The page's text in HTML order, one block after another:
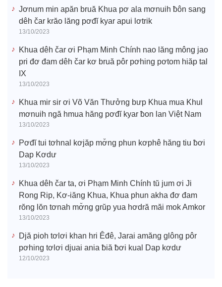
Jơnum min apăn bruă Khua pơ ala mơnuih ƀôn sang
dêh čar krăo lăng pơđĭ kyar apui lơtrik
13/10/2023
Khua dêh čar ơi Phạm Minh Chính nao lăng mông jao
pri đơ đam dêh čar kơ bruă pôr pơhing pơtom hiăp tal
IX
13/10/2023
Khua mir sir ơi Võ Văn Thưởng bưp Khua mua Khul
mơnuih ngă hmua hăng pơđĭ kyar ƀon lan Việt Nam
13/10/2023
Pơđĭ tui tơhnal kơjăp mơ̆ng phun kơphê hăng tiu ƀơi
Dap Kơdư
13/10/2023
Khua dêh čar ta, ơi Phạm Minh Chính tŭ jum ơi Ji
Rong Rip, Kơ-iăng Khua, Khua phun akha đơ đam
rŏng lŏn tơnah mơ̆ng grŭp yua hơdră măi mok Amkor
13/10/2023
Djă pioh tơlơi khan hri Êđê, Jarai amăng glông pôr
pơhing tơlơi djuai ania ƀiă ƀơi kual Dap kơdư
12/10/2023